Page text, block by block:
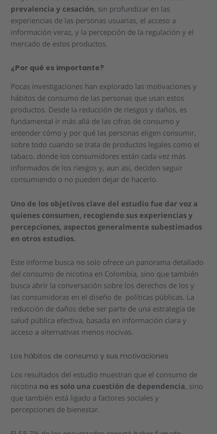
prevalencia y cesación, sin profundizar en las
experiencias de las personas usuarias, el acceso a
información veraz, y la percepción de la regulación y el
mercado de estos productos.
¿Por qué es importante?
Pocas investigaciones han explorado las motivaciones y
hábitos de consumo de las personas que usan estos
productos. Desde la reducción de riesgos y daños, es
fundamental ir más allá de las cifras de consumo y
entender cómo y por qué las personas eligen consumir,
sobre todo cuando se trata de productos legales como el
tabaco. donde los consumidores están cada vez más
informados de los riesgos y, aun así, deciden seguir
consumiendo o no pueden dejar de hacerlo.
Uno de los objetivos clave del estudio fue dar voz a
quienes consumen, recogiendo sus experiencias y
percepciones, aspectos generalmente subestimados
en otros estudios.
Este informe busca no solo ofrece un panorama detallado
del consumo de nicotina en Colombia, sino que también
busca abrir la conversación sobre los derechos de los y
las consumidoras en el diseño de políticas públicas. La
reducción de daños debe ser parte de una estrategia de
salud pública efectiva, basada en información clara y
acceso a alternativas menos nocivas.
Los hábitos de consumo y sus motivaciones
Los resultados del estudio muestran que el consumo de
nicotina no es solo una cuestión de dependencia, sino
que también está ligado a factores sociales y
percepciones de bienestar.